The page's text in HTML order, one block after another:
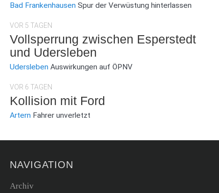
Bad Frankenhausen Spur der Verwüstung hinterlassen
VOR 5 TAGEN
Vollsperrung zwischen Esperstedt
und Udersleben
Udersleben Auswirkungen auf ÖPNV
VOR 6 TAGEN
Kollision mit Ford
Artern Fahrer unverletzt
NAVIGATION
Archiv